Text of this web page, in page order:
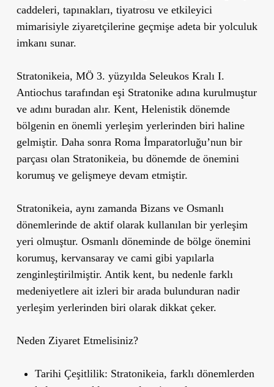
caddeleri, tapınakları, tiyatrosu ve etkileyici
mimarisiyle ziyaretçilerine geçmişe adeta bir yolculuk
imkanı sunar.
Stratonikeia, MÖ 3. yüzyılda Seleukos Kralı I.
Antiochus tarafından eşi Stratonike adına kurulmuştur
ve adını buradan alır. Kent, Helenistik dönemde
bölgenin en önemli yerleşim yerlerinden biri haline
gelmiştir. Daha sonra Roma İmparatorluğu’nun bir
parçası olan Stratonikeia, bu dönemde de önemini
korumuş ve gelişmeye devam etmiştir.
Stratonikeia, aynı zamanda Bizans ve Osmanlı
dönemlerinde de aktif olarak kullanılan bir yerleşim
yeri olmuştur. Osmanlı döneminde de bölge önemini
korumuş, kervansaray ve cami gibi yapılarla
zenginleştirilmiştir. Antik kent, bu nedenle farklı
medeniyetlere ait izleri bir arada bulunduran nadir
yerleşim yerlerinden biri olarak dikkat çeker.
Neden Ziyaret Etmelisiniz?
Tarihi Çeşitlilik: Stratonikeia, farklı dönemlerden